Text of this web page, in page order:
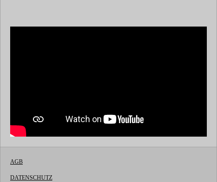
AGB
DATENSCHUTZ